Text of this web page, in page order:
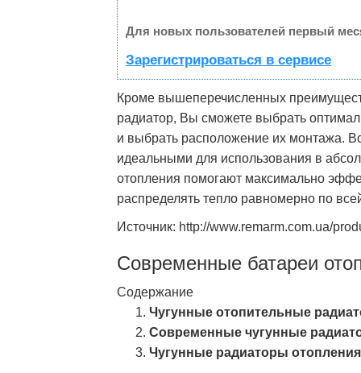
Для новых пользователей первый
Зарегистрироваться в сервисе
Кроме вышеперечисленных
радиатор, Вы сможете выбрать
и выбрать расположение их монтажа.
идеальными для использования в
отопления помогают максимально
распределять тепло равномерно по
Источник: http://www.remarm.com.ua/
Современные батареи
Содержание
Чугунные отопительные
Современные чугунные
Чугунные радиаторы